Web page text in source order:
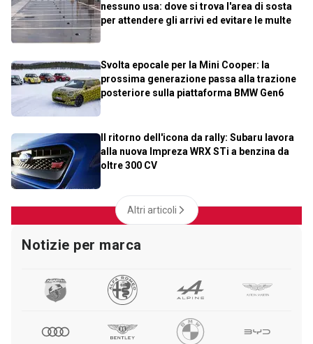
nessuno usa: dove si trova l'area di sosta
per attendere gli arrivi ed evitare le multe
Svolta epocale per la Mini Cooper: la
prossima generazione passa alla trazione
posteriore sulla piattaforma BMW Gen6
Il ritorno dell'icona da rally: Subaru lavora
alla nuova Impreza WRX STi a benzina da
oltre 300 CV
Altri articoli
Notizie per marca